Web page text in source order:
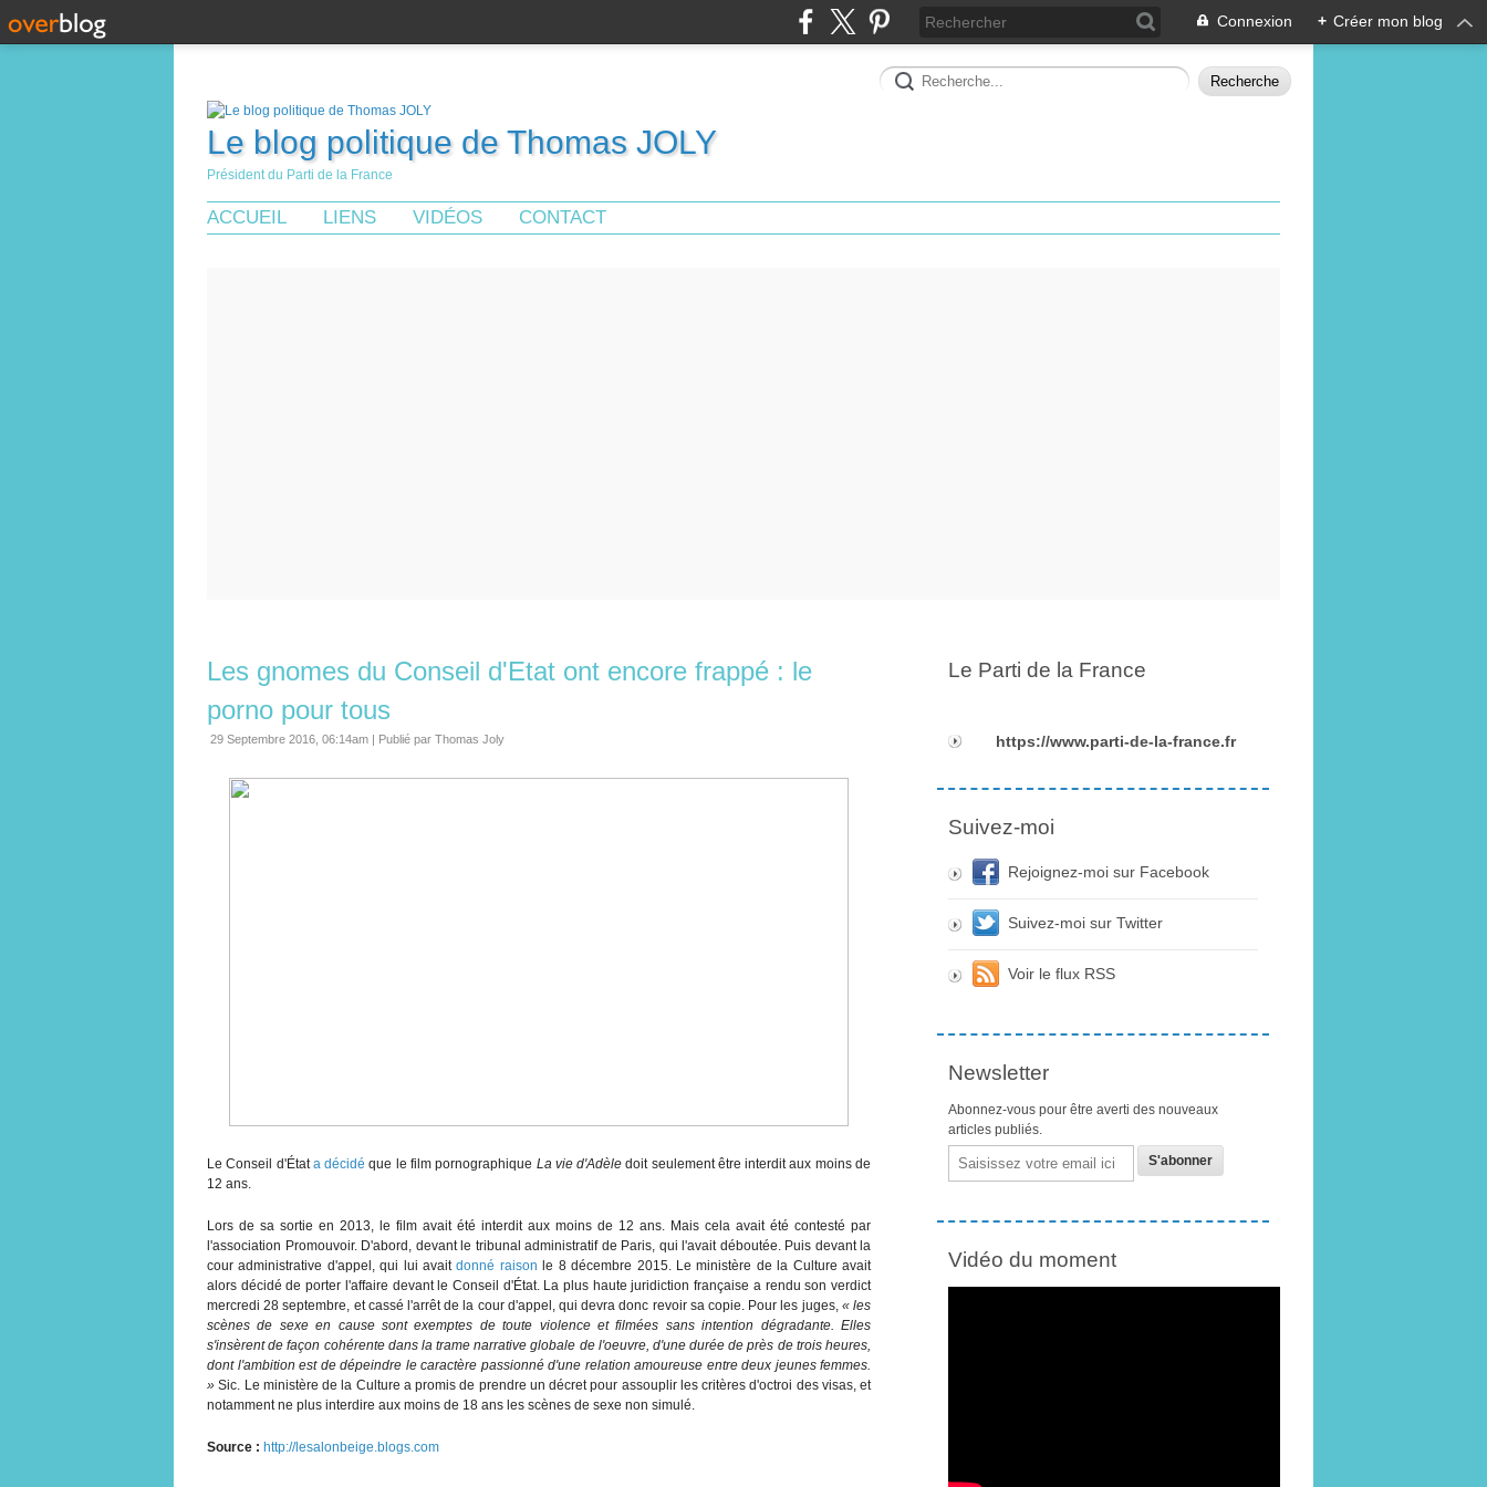
Connexion + Créer mon blog
Le blog politique de Thomas JOLY
Président du Parti de la France
ACCUEIL LIENS VIDÉOS CONTACT
Les gnomes du Conseil d'Etat ont encore frappé : le
porno pour tous
29 Septembre 2016, 06:14am | Publié par Thomas Joly
Le Conseil d'Étata décidé que le film pornographique La vie d'Adèledoit seulement être interdit aux moins de
12 ans.
Lors de sa sortie en 2013, le film avait été interdit aux moins de 12 ans. Mais cela avait été contesté par
l'association Promouvoir. D'abord, devant le tribunal administratif de Paris, qui l'avait déboutée. Puis devant la
cour administrative d'appel, qui lui avaitdonné raison le 8 décembre 2015. Le ministère de la Culture avait
alors décidé de porter l'affaire devant le Conseil d'État. La plus haute juridiction française a rendu son verdict
mercredi 28 septembre, et cassé l'arrêt de la cour d'appel, qui devra donc revoir sa copie. Pour les juges, « les
scènes de sexe en cause sont exemptes de toute violence et filmées sans intention dégradante. Elles
s'insèrent de façon cohérente dans la trame narrative globale de l'oeuvre, d'une durée de près de trois heures,
dont l'ambition est de dépeindre le caractère passionné d'une relation amoureuse entre deux jeunes femmes.
» Sic. Le ministère de la Culture a promis de prendre un décret pour assouplir les critères d'octroi des visas, et
notamment ne plus interdire aux moins de 18 ans les scènes de sexe non simulé.
Source : http://lesalonbeige.blogs.com
Le Parti de la France
https://www.parti-de-la-france.fr
Suivez-moi
Rejoignez-moi sur Facebook
Suivez-moi sur Twitter
Voir le flux RSS
Newsletter
Abonnez-vous pour être averti des nouveaux
articles publiés.
Email
Vidéo du moment